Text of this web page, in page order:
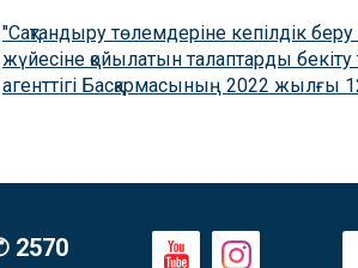
"Сақтандыру төлемдеріне кепілдік
жүйесіне қойылатын талаптарды
агенттігі Басқармасының 2022 жылғы
2570